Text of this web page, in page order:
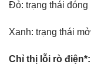
Đỏ: trạng thái đóng
Xanh: trạng thái mở
Chỉ thị lỗi rò điện*: